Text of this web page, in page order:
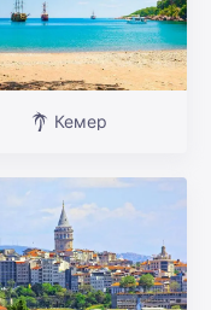
Кемер